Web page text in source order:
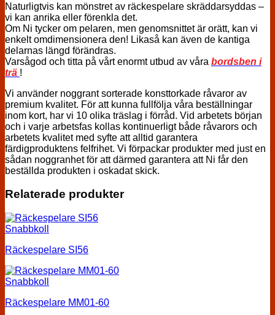
Naturligtvis kan mönstret av räckespelare skräddarsyddas –
vi kan anrika eller förenkla det.
Om Ni tycker om pelaren, men genomsnittet är orätt, kan vi
enkelt omdimensionera den! Likaså kan även de kantiga
delarnas längd förändras.
Varsågod och titta på vårt enormt utbud av våra bordsben i
trä !
Vi använder noggrant sorterade konsttorkade råvaror av
premium kvalitet. För att kunna fullfölja våra beställningar
inom kort, har vi 10 olika träslag i förråd. Vid arbetets början
och i varje arbetsfas kollas kontinuerligt både råvarors och
arbetets kvalitet med syfte att alltid garantera
färdigproduktens felfrihet. Vi förpackar produkter med just en
sådan noggranhet för att därmed garantera att Ni får den
beställda produkten i oskadat skick.
Relaterade produkter
Snabbkoll
Räckespelare SI56
Snabbkoll
Räckespelare MM01-60